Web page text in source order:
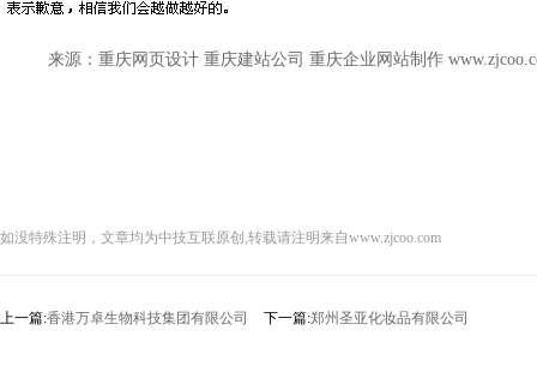
来源：重庆网页设计 重庆建站公司 重庆企业网站制作
如没特殊注明，文章均为中技互联原创,转载请注明来自www.zjcoo.com
上一篇:香港万卓生物科技集团有限公司 下一篇:郑州圣亚化妆品有限公司